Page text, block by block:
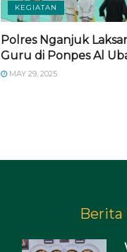
KEGIATAN
Polres Nganjuk
Guru di Ponpes Al
MAY 29, 2025
Berita